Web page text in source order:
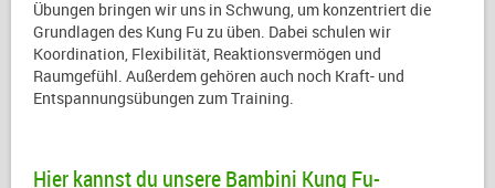
Übungen bringen wir uns in Schwung, um konzentriert die
Grundlagen des Kung Fu zu üben. Dabei schulen wir
Koordination, Flexibilität, Reaktionsvermögen und
Raumgefühl. Außerdem gehören auch noch Kraft- und
Entspannungsübungen zum Training.
Hier kannst du unsere Bambini Kung Fu-